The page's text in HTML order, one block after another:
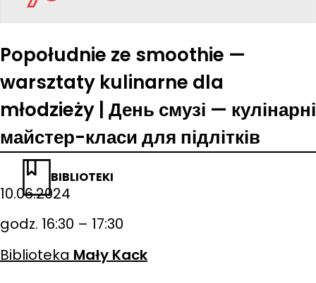
BIBLIOTEKI
Popołudnie ze smoothie —
warsztaty kulinarne dla
młodzieży | День смузі — кулінарні
майстер-класи для підлітків
10.06.2024
godz. 16:30 – 17:30
Biblioteka Mały Kack